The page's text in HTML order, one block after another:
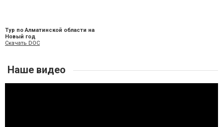
Тур по Алматинской области на
Новый год
Скачать DOC
Наше видео